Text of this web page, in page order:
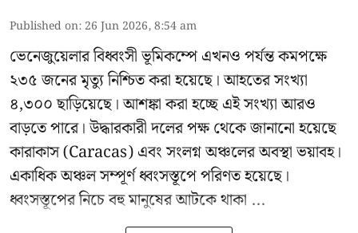
Published on: 26 Jun 2026, 8:54 am
ভেনেজুয়েলার বিধ্বংসীভূমিকম্পেএখনও পর্যন্ত কমপক্ষে
২৩৫ জনের মৃত্যু নিশ্চিত করা হয়েছে। আহতের সংখ্যা
৪,৩০০ ছাড়িয়েছে। আশঙ্কা করা হচ্ছে এই সংখ্যা আরও
বাড়তে পারে। উদ্ধারকারী দলের পক্ষ থেকে জানানো হয়েছে
কারাকাস (Caracas) এবং সংলগ্ন অঞ্চলের অবস্থা ভয়াবহ।
একাধিক অঞ্চল সম্পূর্ণ ধ্বংসস্তূপে পরিণত হয়েছে।
ধ্বংসস্তূপের নিচে বহু মানুষের আটকে থাকা ...